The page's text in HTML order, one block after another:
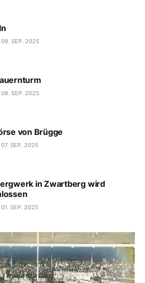
09. SEP. 2025
08. SEP. 2025
von Brügge
07. SEP. 2025
in Zwartberg wird
01. SEP. 2025